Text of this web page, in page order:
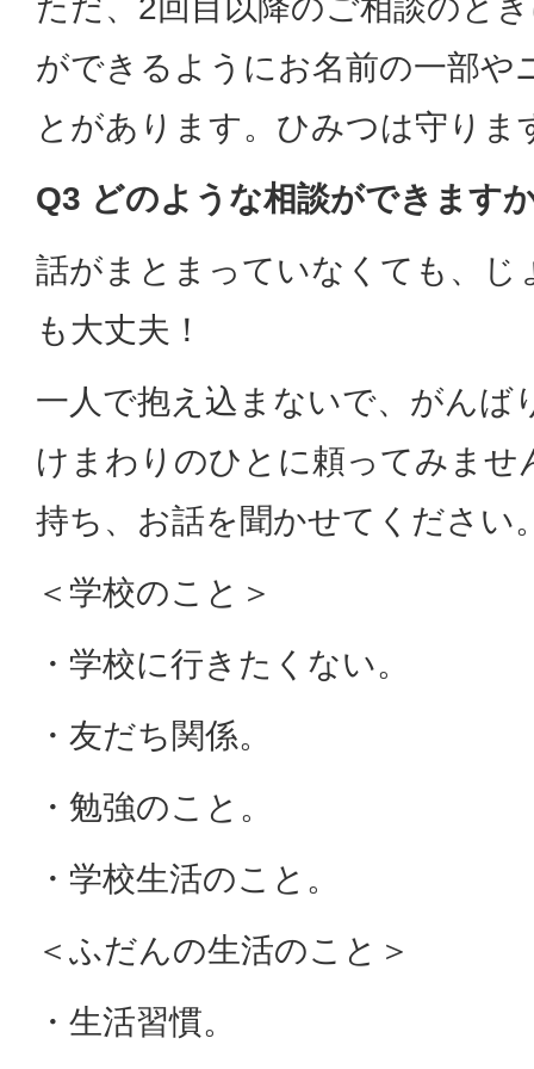
ただ、2回目以降のご相談のと
ができるようにお名前の一部や
とがあります。ひみつは守りま
Q3 どのような相談ができます
話がまとまっていなくても、じ
も大丈夫！
一人で抱え込まないで、がんば
けまわりのひとに頼ってみませ
持ち、お話を聞かせてください
＜学校のこと＞
・学校に行きたくない。
・友だち関係。
・勉強のこと。
・学校生活のこと。
＜ふだんの生活のこと＞
・生活習慣。